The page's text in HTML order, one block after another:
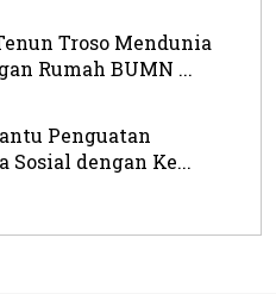
Troso Mendunia
Rumah BUMN ...
Penguatan
Sosial dengan Ke...